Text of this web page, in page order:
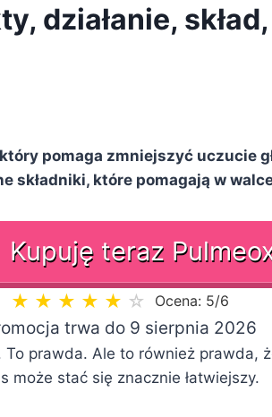
działanie,
pomaga zmniejszyć uczucie
składniki, które pomagają w
Kupuję teraz
★ ★ ★ ★ ★ ☆ Ocena: 5/6
trwa do 9 sierpnia 2026
To prawda. Ale to również prawda,
może stać się znacznie łatwiejszy.